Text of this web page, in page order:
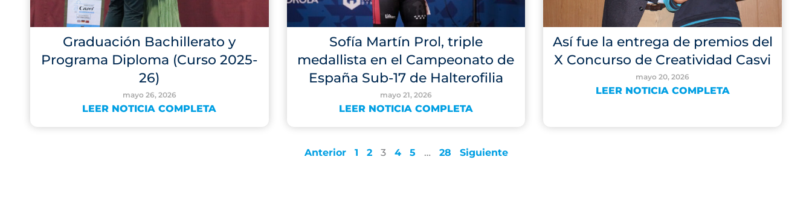
Graduación Bachillerato y
Programa Diploma (Curso 2025-
26)
mayo 26, 2026
LEER NOTICIA COMPLETA
Sofía Martín Prol, triple
medallista en el Campeonato de
España Sub-17 de Halterofilia
mayo 21, 2026
LEER NOTICIA COMPLETA
Así fue la entrega de premios del
X Concurso de Creatividad Casvi
mayo 20, 2026
LEER NOTICIA COMPLETA
Anterior 1 2 3 4 5 … 28 Siguiente